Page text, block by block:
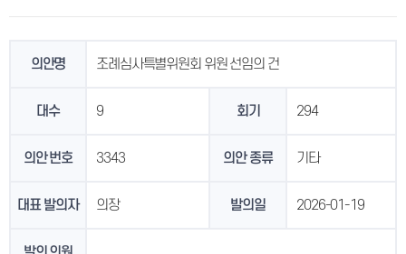
의안명 조례심사특별위원회 위원 선임의 건
대수 9 회기 294
의안 번호 3343 의안 종류 기타
대표 발의자 의장 발의일 2026-01-19